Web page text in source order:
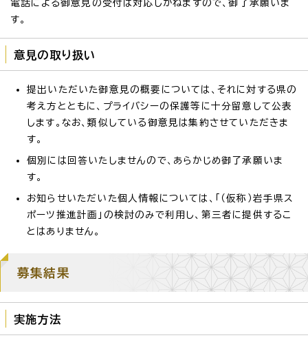
電話による御意見の受付は対応しかねますので、御了承願いま
す。
意見の取り扱い
提出いただいた御意見の概要については、それに対する県の
考え方とともに、プライバシーの保護等に十分留意して公表
します。なお、類似している御意見は集約させていただきま
す。
個別には回答いたしませんので、あらかじめ御了承願いま
す。
お知らせいただいた個人情報については、「（仮称）岩手県ス
ポーツ推進計画」の検討のみで利用し、第三者に提供するこ
とはありません。
募集結果
実施方法